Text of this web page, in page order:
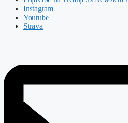
Instagram
Youtube
Strava